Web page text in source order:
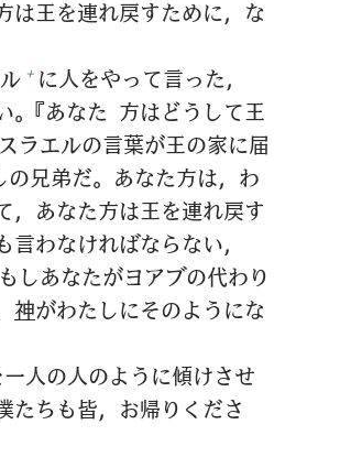
は王を連れ戻すために，な
+ に人をやって言った，
。『あなた 方はどうして王
ラエルの言葉が王の家に届
の兄弟だ。あなた方は，わ
，あなた方は王を連れ戻す
言わなければならない，
しあなたがヨアブの代わり
神がわたしにそのようにな
一人の人のように傾けさせ
たちも皆，お帰りくださ